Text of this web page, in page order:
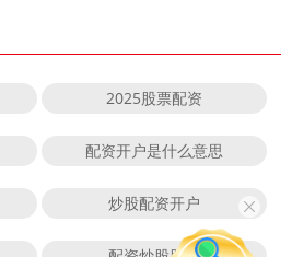
2025股票配资
配资开户是什么意思
炒股配资开户